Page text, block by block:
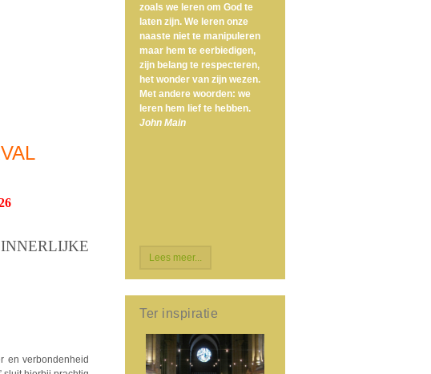
zoals we leren om God te
laten zijn. We leren onze
naaste niet te manipuleren
maar hem te eerbiedigen,
zijn belang te respecteren,
het wonder van zijn wezen.
Met andere woorden: we
leren hem lief te hebben.
John Main
Lees meer...
Ter inspiratie
en verbondenheid